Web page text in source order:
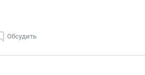
Обсудить